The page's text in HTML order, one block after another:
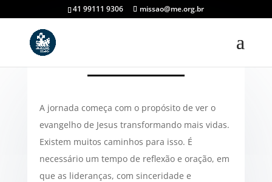
41 99111 9306 missao@me.org.br
Passos para se tornar
uma Comunidade mãe
Zero|0 comentários
A jornada começa com o propósito de ver o
evangelho de Jesus transformando mais vidas.
Existem muitos caminhos para isso. É
necessário um tempo de reflexão e oração, em
que as lideranças, com sinceridade e